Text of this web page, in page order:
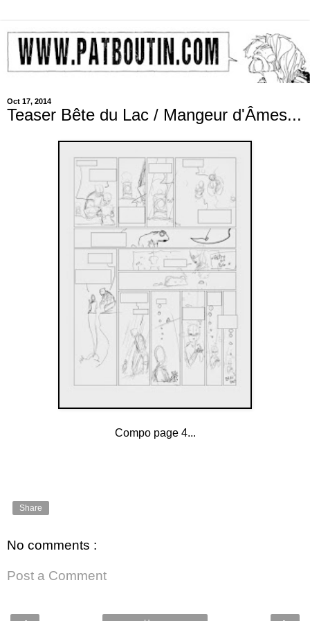
Oct 17, 2014
Teaser Bête du Lac / Mangeur d'Âmes...
Compo page 4...
Share
No comments :
Post a Comment